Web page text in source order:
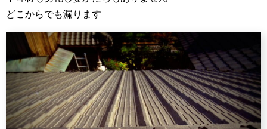
どこからでも漏ります